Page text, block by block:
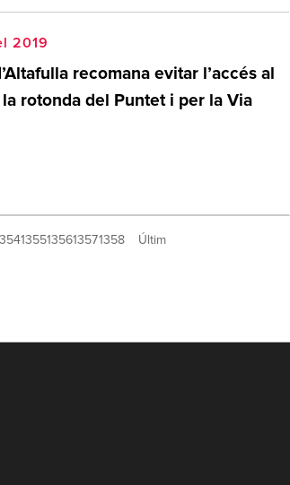
2019
recomana evitar l’accés al
rotonda del Puntet i per la Via
1355135613571358 Últim